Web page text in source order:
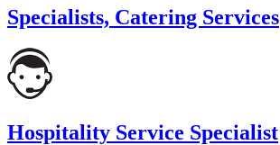
Specialists, Catering Services
Hospitality Service Specialist